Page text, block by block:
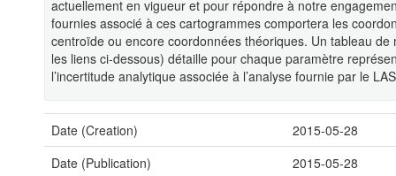
actuellement en vigueur et pour répondre à notre
fournies associé à ces cartogrammes comportera les
centroïde ou encore coordonnées théoriques. Un tableau
les liens ci-dessous) détaille pour chaque paramètre
l’incertitude analytique associée à l’analyse fournie par le
Date (Creation)
2015-05-28
Date (Publication)
2015-05-28